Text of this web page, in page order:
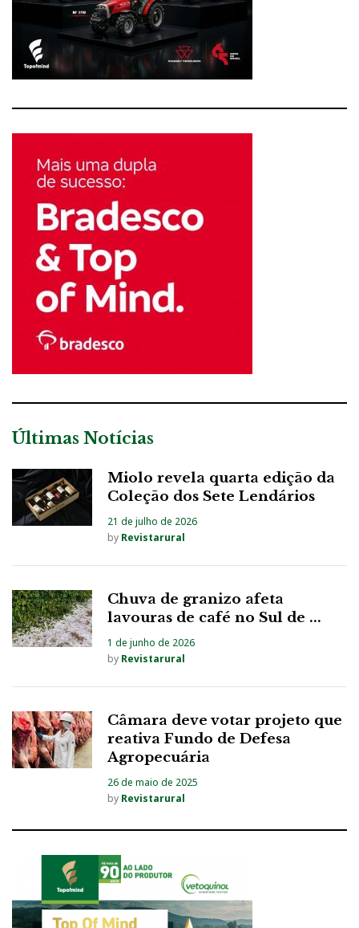
Últimas Notícias
Miolo revela quarta edição da
Coleção dos Sete Lendários
21 de julho de 2026
by Revistarural
Chuva de granizo afeta
lavouras de café no Sul de ...
1 de junho de 2026
by Revistarural
Câmara deve votar projeto que
reativa Fundo de Defesa
Agropecuária
26 de maio de 2025
by Revistarural